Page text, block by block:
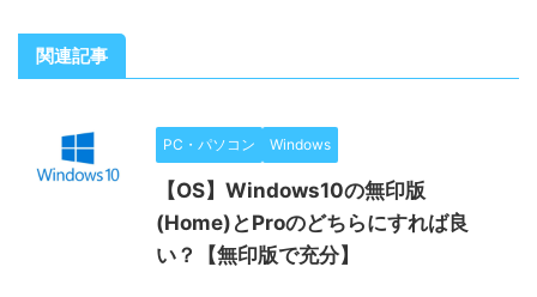
関連記事
PC・パソコン Windows
【OS】Windows10の無印版
(Home)とProのどちらにすれば良
い？【無印版で充分】